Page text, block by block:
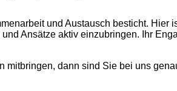
und Austausch besticht. Hier
Ansätze aktiv einzubringen. Ihr
dann sind Sie bei uns